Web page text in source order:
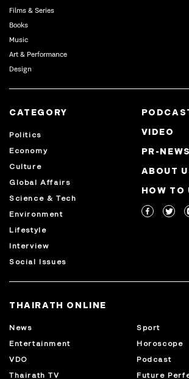
Films & Series
Books
Music
Art & Performance
Design
CATEGORY
Politics
Economy
Culture
Global Affairs
Science & Tech
Environment
Lifestyle
Interview
Social Issues
VIDEO
PR-NEWS
ABOUT
HOW TO
THAIRATH ONLINE
News
Sport
Entertainment
Horoscope
VDO
Podcast
Thairath TV
Future